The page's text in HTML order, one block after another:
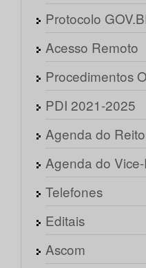
Protocolo
Acesso Remoto
Procedimentos
PDI 2021-2025
Agenda do
Agenda do
Telefones
Editais
Ascom